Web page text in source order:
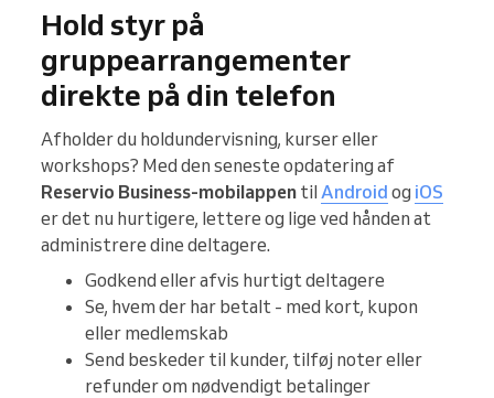
Hold styr på
gruppearrangementer
direkte på din telefon
Afholder du holdundervisning, kurser eller
workshops? Med den seneste opdatering af
Reservio Business-mobilappen til Android og iOS
er det nu hurtigere, lettere og lige ved hånden at
administrere dine deltagere.
Godkend eller afvis hurtigt deltagere
Se, hvem der har betalt - med kort, kupon
eller medlemskab
Send beskeder til kunder, tilføj noter eller
refunder om nødvendigt betalinger